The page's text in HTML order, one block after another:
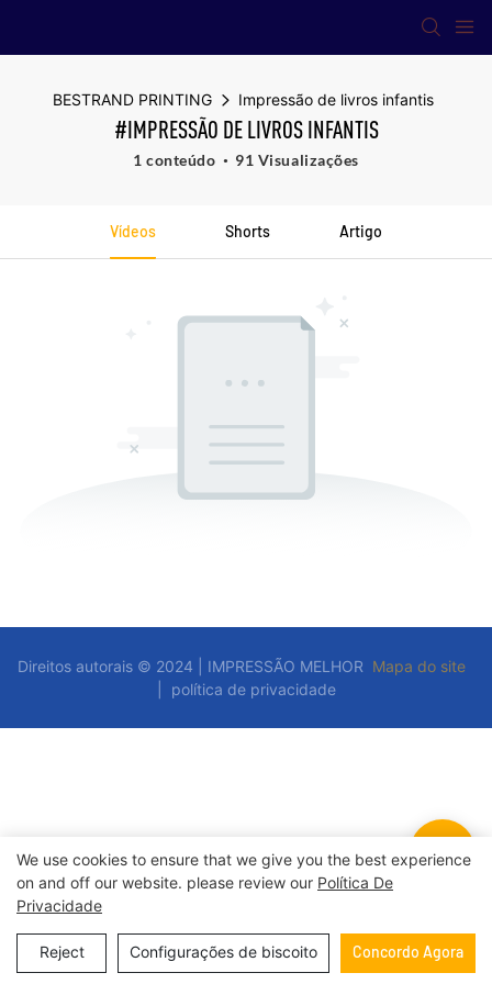
BESTRAND PRINTING Impressão de livros infantis
#IMPRESSÃO DE LIVROS INFANTIS
1 conteúdo 91 Visualizações
Vídeos Shorts Artigo
Direitos autorais © 2024 | IMPRESSÃO MELHOR Mapa do site
política de privacidade
We use cookies to ensure that we give you the best experience
on and off our website. please review our Política De
Privacidade
Reject Configurações de biscoito Concordo Agora